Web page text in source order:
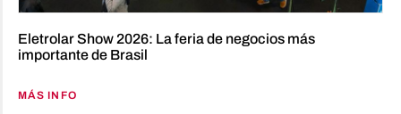
Eletrolar Show 2026: La feria de negocios más
importante de Brasil
MÁS INFO